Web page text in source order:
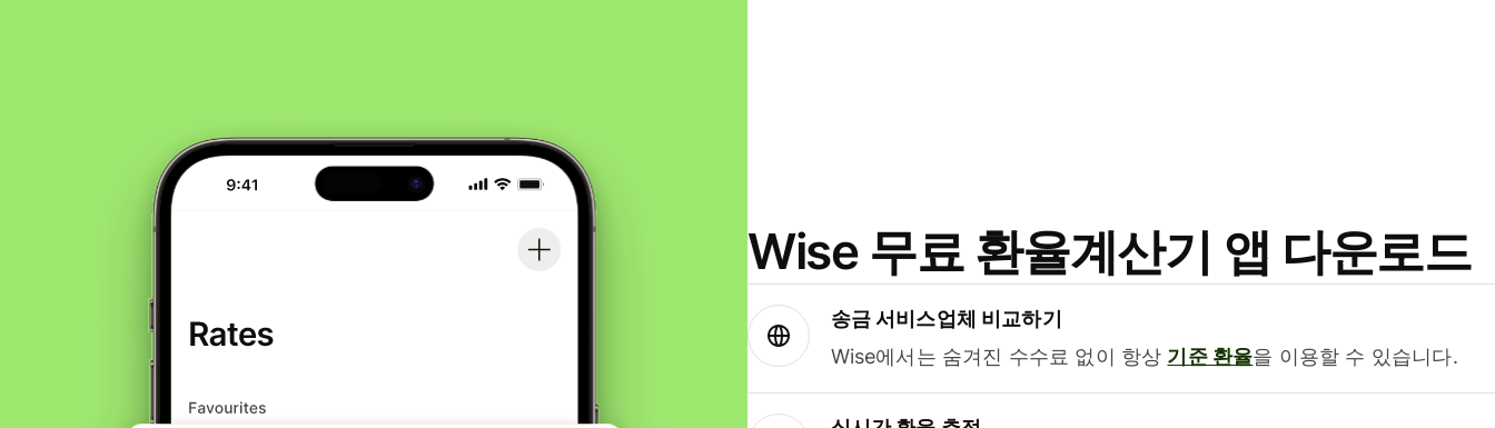
Wise 무료 환율계산기 앱 다운로드
송금 서비스업체 비교하기
Wise에서는 숨겨진 수수료 없이 항상 기준 환율을 이용할 수 있습니다.